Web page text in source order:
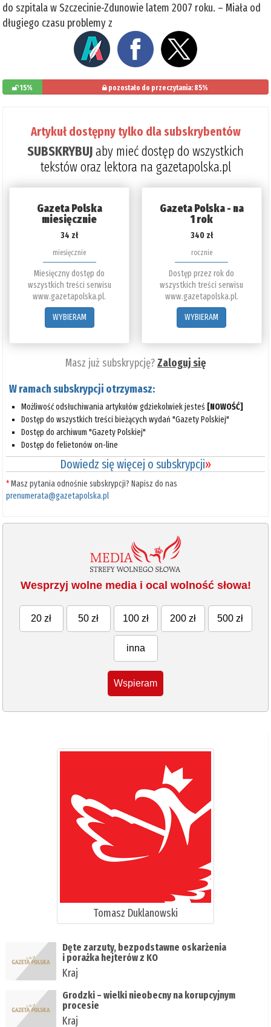
do szpitala w Szczecinie-Zdunowie latem 2007 roku. – Miała od
długiego czasu problemy z
15% pozostało do przeczytania: 85%
Artykuł dostępny tylko dla subskrybentów
SUBSKRYBUJaby mieć dostęp do wszystkich
tekstów oraz lektora na gazetapolska.pl
Gazeta Polska
miesięcznie
34 zł
miesięcznie
Miesięczny dostęp do
wszystkich treści serwisu
www.gazetapolska.pl.
WYBIERAM
Gazeta Polska - na
1 rok
340 zł
rocznie
Dostęp przez rok do
wszystkich treści serwisu
www.gazetapolska.pl.
WYBIERAM
Masz już subskrypcję?Zaloguj się
W ramach subskrypcji otrzymasz:
Możliwość odsłuchiwania artykułów gdziekolwiek jesteś [NOWOŚĆ]
Dostęp do wszystkich treści bieżących wydań "Gazety Polskiej"
Dostęp do archiwum "Gazety Polskiej"
Dostęp do felietonów on-line
Dowiedz się więcej o subskrypcji»
*Masz pytania odnośnie subskrypcji? Napisz do nas
prenumerata@gazetapolska.pl
Wesprzyj wolne media i ocal wolność słowa!
20 zł 50 zł 100 zł 200 zł 500 zł
inna
Wspieram
Tomasz Duklanowski
Dęte zarzuty, bezpodstawne oskarżenia
i porażka hejterów z KO
Kraj
Grodzki – wielki nieobecny na korupcyjnym
procesie
Kraj